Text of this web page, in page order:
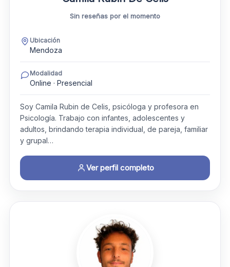
Sin reseñas por el momento
Ubicación
Mendoza
Modalidad
Online · Presencial
Soy Camila Rubin de Celis, psicóloga y profesora en
Psicología. Trabajo con infantes, adolescentes y
adultos, brindando terapia individual, de pareja, familiar
y grupal…
Ver perfil completo